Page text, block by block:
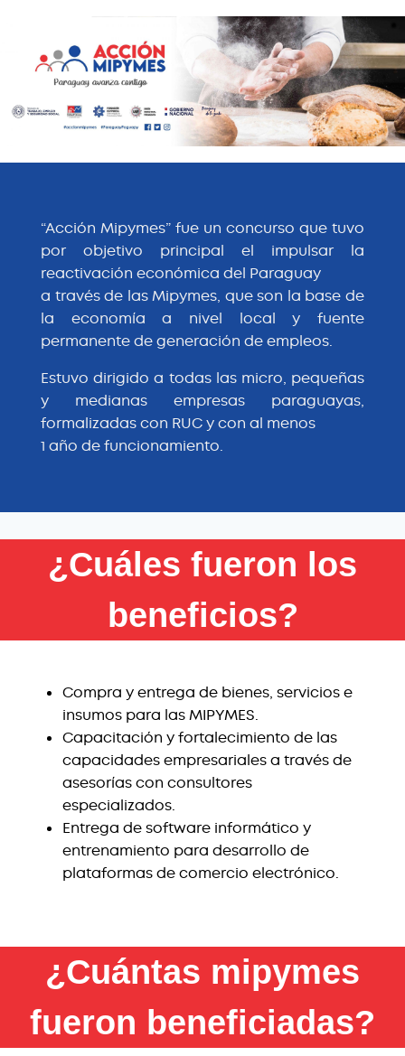
“Acción Mipymes” fue un concurso que tuvo
por objetivo principal el impulsar la
reactivación económica del Paraguay
a través de las Mipymes, que son la base de
la economía a nivel local y fuente
permanente de generación de empleos.
Estuvo dirigido a todas las micro, pequeñas
y medianas empresas paraguayas,
formalizadas con RUC y con al menos
1 año de funcionamiento.
¿Cuáles fueron los
beneficios?
Compra y entrega de bienes, servicios e
insumos para las MIPYMES.
Capacitación y fortalecimiento de las
capacidades empresariales a través de
asesorías con consultores
especializados.
Entrega de software informático y
entrenamiento para desarrollo de
plataformas de comercio electrónico.
¿Cuántas mipymes
fueron beneficiadas?